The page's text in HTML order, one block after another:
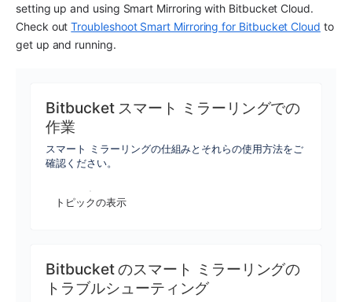
setting up and using Smart Mirroring with Bitbucket Cloud.
Check out Troubleshoot Smart Mirroring for Bitbucket Cloud to
get up and running.
Bitbucket スマート ミラーリングでの
作業
スマート ミラーリングの仕組みとそれらの使用方法をご
確認ください。
トピックの表示
Bitbucket のスマート ミラーリングの
トラブルシューティング